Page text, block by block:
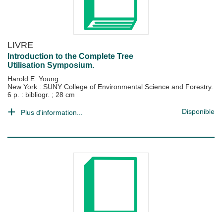
LIVRE
Introduction to the Complete Tree
Utilisation Symposium.
Harold E. Young
New York : SUNY College of Environmental Science and Forestry.
6 p. : bibliogr. ; 28 cm
Plus d'information... Disponible